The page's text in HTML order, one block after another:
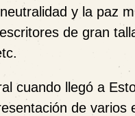
y la paz
de gran
cuando llegó a
de varios